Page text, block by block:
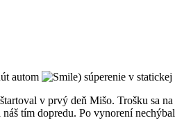
autom
) súperenie v statickej
v prvý deň Mišo. Trošku sa
tím dopredu. Po vynorení